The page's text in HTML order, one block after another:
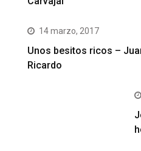
14 marzo, 2017
Unos besitos ricos –
Ricardo